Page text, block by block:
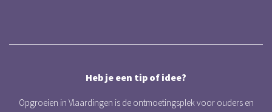
Heb je een tip of idee?
Opgroeien in Vlaardingen is de ontmoetingsplek voor ouders en